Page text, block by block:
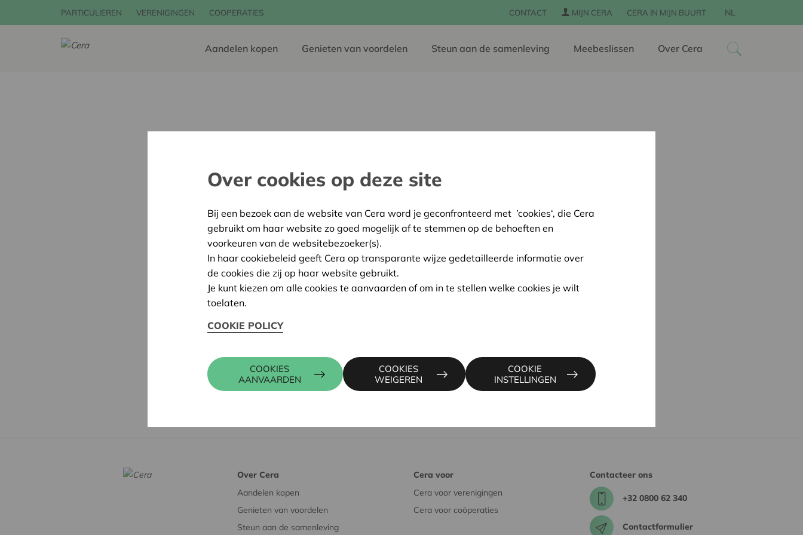
PARTICULIEREN VERENIGINGEN COOPERATIES CONTACT MIJN CERA CERA IN MIJN BUURT NL
Aandelen kopen Genieten van voordelen Steun aan de samenleving Meebeslissen Over Cera
Over Cera
Aandelen kopen
Genieten van voordelen
Steun aan de samenleving
Cera voor
Cera voor verenigingen
Cera voor coöperaties
Contacteer ons
+32 0800 62 340
Contactformulier
Over cookies op deze site
Bij een bezoek aan de website van Cera word je geconfronteerd met ’cookies‘, die Cera
gebruikt om haar website zo goed mogelijk af te stemmen op de behoeften en
voorkeuren van de websitebezoeker(s).
In haar cookiebeleid geeft Cera op transparante wijze gedetailleerde informatie over
de cookies die zij op haar website gebruikt.
Je kunt kiezen om alle cookies te aanvaarden of om in te stellen welke cookies je wilt
toelaten.
COOKIE POLICY
COOKIES
AANVAARDEN
COOKIES
WEIGEREN
COOKIE
INSTELLINGEN